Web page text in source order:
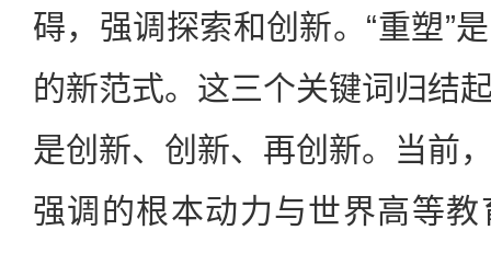
碍，强调探索和创新。“重塑”
的新范式。这三个关键词归结
是创新、创新、再创新。当前
强调的根本动力与世界高等